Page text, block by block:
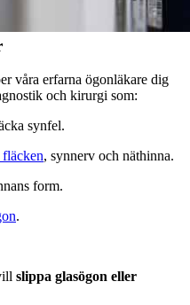
våra erfarna ögonläkare dig
och kirurgi som:
synfel.
fläcken, synnerv och näthinna.
form.
.
slippa glasögon eller